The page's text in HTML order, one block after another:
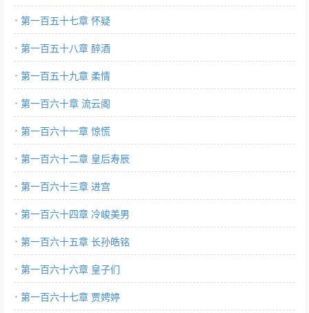
第一百五十七章 怀疑
第一百五十八章 醉酒
第一百五十九章 柔情
第一百六十章 流云阁
第一百六十一章 惊慌
第一百六十二章 皇后寿辰
第一百六十三章 进宫
第一百六十四章 冷峻美男
第一百六十五章 长孙皓铭
第一百六十六章 皇子们
第一百六十七章 贾娉婷